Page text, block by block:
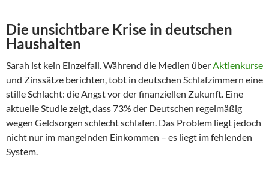
Die unsichtbare Krise in deutschen
Haushalten
Sarah ist kein Einzelfall. Während die Medien überAktienkurse
und Zinssätze berichten, tobt in deutschen Schlafzimmern eine
stille Schlacht: die Angst vor der finanziellen Zukunft. Eine
aktuelle Studie zeigt, dass 73% der Deutschen regelmäßig
wegen Geldsorgen schlecht schlafen. Das Problem liegt jedoch
nicht nur im mangelnden Einkommen – es liegt im fehlenden
System.